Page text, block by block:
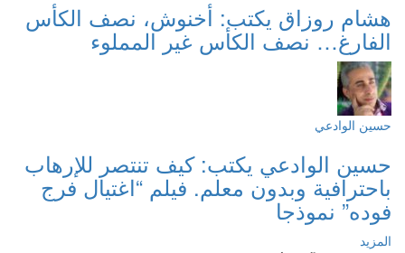
هشام روزاق يكتب: أخنوش، نصف الكأس
الفارغ… نصف الكأس غير المملوء
حسين الوادعي
حسين الوادعي يكتب: كيف تنتصر للإرهاب
باحترافية وبدون معلم. فيلم “اغتيال فرج
فوده” نموذجا
المزيد